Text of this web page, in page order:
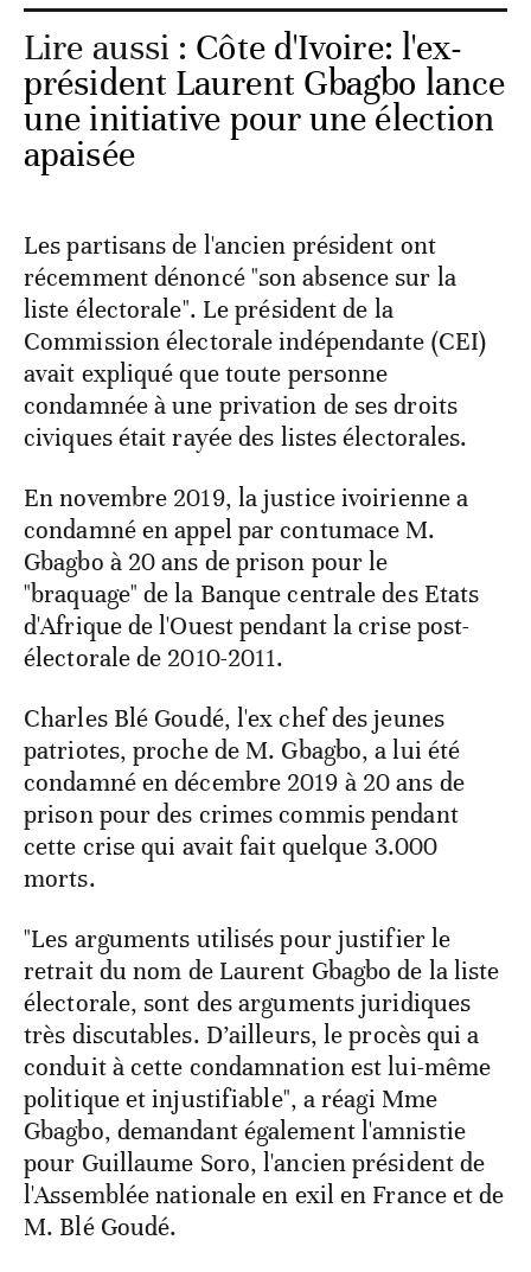
Lire aussi : Côte d'Ivoire: l'ex-
président Laurent Gbagbo lance
une initiative pour une élection
apaisée
Les partisans de l'ancien président ont
récemment dénoncé "son absence sur la
liste électorale". Le président de la
Commission électorale indépendante (CEI)
avait expliqué que toute personne
condamnée à une privation de ses droits
civiques était rayée des listes électorales.
En novembre 2019, la justice ivoirienne a
condamné en appel par contumace M.
Gbagbo à 20 ans de prison pour le
"braquage" de la Banque centrale des Etats
d'Afrique de l'Ouest pendant la crise post-
électorale de 2010-2011.
Charles Blé Goudé, l'ex chef des jeunes
patriotes, proche de M. Gbagbo, a lui été
condamné en décembre 2019 à 20 ans de
prison pour des crimes commis pendant
cette crise qui avait fait quelque 3.000
morts.
"Les arguments utilisés pour justifier le
retrait du nom de Laurent Gbagbo de la liste
électorale, sont des arguments juridiques
très discutables. D’ailleurs, le procès qui a
conduit à cette condamnation est lui-même
politique et injustifiable", a réagi Mme
Gbagbo, demandant également l'amnistie
pour Guillaume Soro, l'ancien président de
l'Assemblée nationale en exil en France et de
M. Blé Goudé.